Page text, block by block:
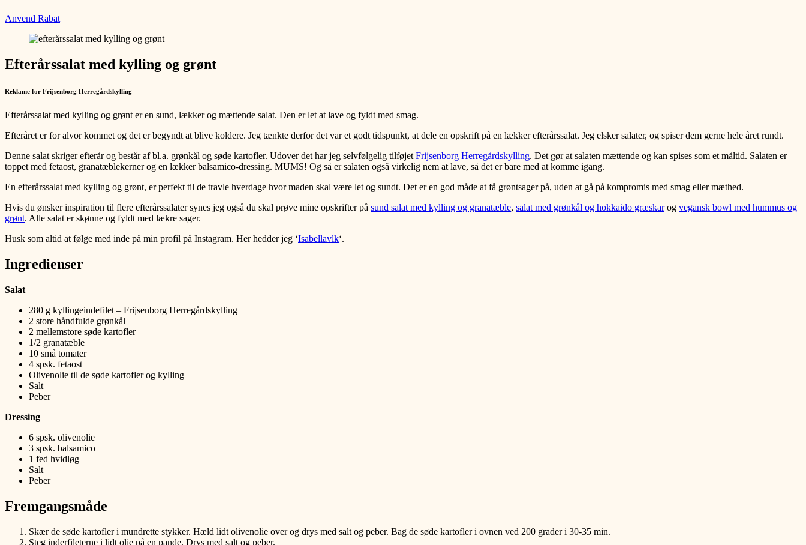
Anvend Rabat
Efterårssalat med kylling og grønt
Reklame for Frijsenborg Herregårdskylling
Efterårssalat med kylling og grønt er en sund, lækker og mættende salat. Den er let at lave og fyldt med smag.
Efteråret er for alvor kommet og det er begyndt at blive koldere. Jeg tænkte derfor det var et godt tidspunkt, at dele en opskrift på en lækker efterårssalat. Jeg elsker salater, og spiser dem gerne hele året rundt.
Denne salat skriger efterår og består af bl.a. grønkål og søde kartofler. Udover det har jeg selvfølgelig tilføjet Frijsenborg Herregårdskylling. Det gør at salaten mættende og kan spises som et måltid. Salaten er
toppet med fetaost, granatæblekerner og en lækker balsamico-dressing. MUMS! Og så er salaten også virkelig nem at lave, så det er bare med at komme igang.
En efterårssalat med kylling og grønt, er perfekt til de travle hverdage hvor maden skal være let og sundt. Det er en god måde at få grøntsager på, uden at gå på kompromis med smag eller mæthed.
Hvis du ønsker inspiration til flere efterårssalater synes jeg også du skal prøve mine opskrifter på sund salat med kylling og granatæble, salat med grønkål og hokkaido græskarog vegansk bowl med hummus og
grønt. Alle salat er skønne og fyldt med lækre sager.
Husk som altid at følge med inde på min profil på Instagram. Her hedder jeg ‘Isabellavlk‘.
Ingredienser
Salat
280 g kyllingeindefilet – Frijsenborg Herregårdskylling
2 store håndfulde grønkål
2 mellemstore søde kartofler
1/2 granatæble
10 små tomater
4 spsk. fetaost
Olivenolie til de søde kartofler og kylling
Salt
Peber
Dressing
6 spsk. olivenolie
3 spsk. balsamico
1 fed hvidløg
Salt
Peber
Fremgangsmåde
Skær de søde kartofler i mundrette stykker. Hæld lidt olivenolie over og drys med salt og peber. Bag de søde kartofler i ovnen ved 200 grader i 30-35 min.
Steg inderfileterne i lidt olie på en pande. Drys med salt og peber.